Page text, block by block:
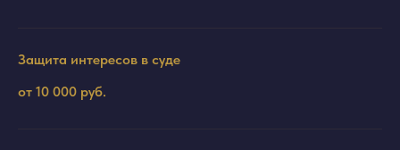
Защита интересов в суде
от 10 000 руб.